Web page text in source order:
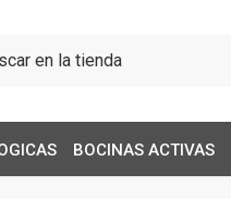
BOCINAS ACTIVAS